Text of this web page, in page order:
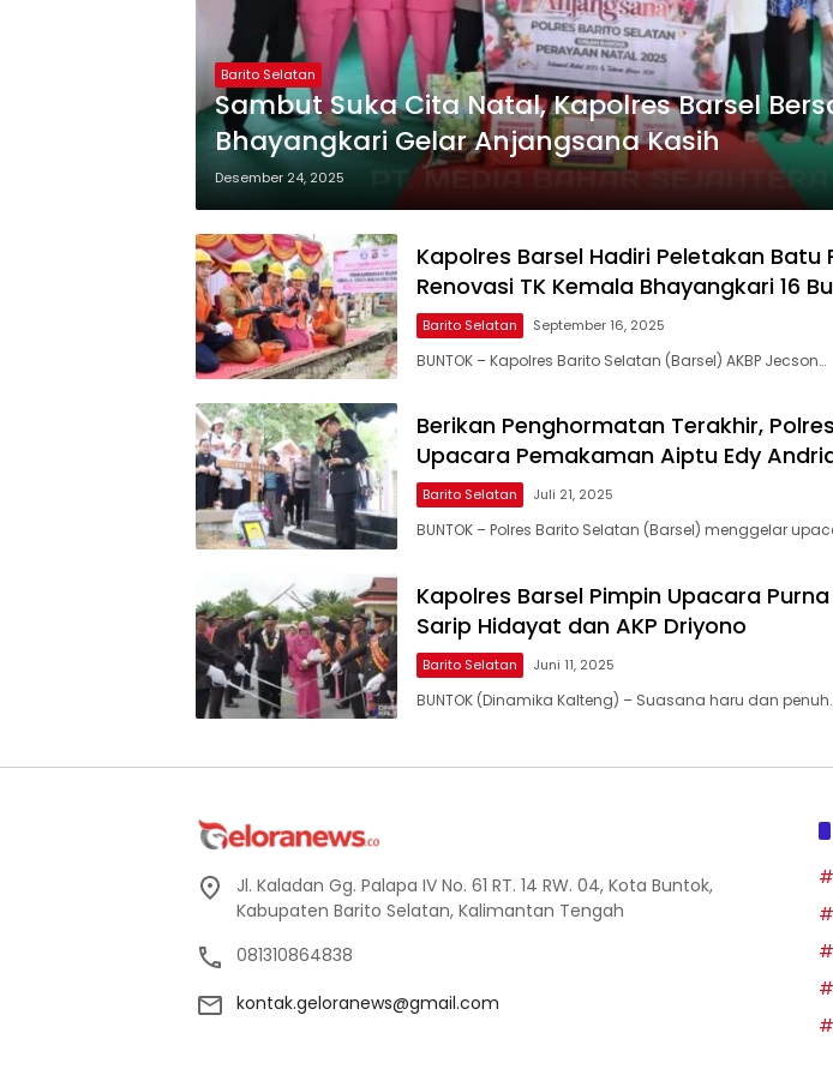
Barito Selatan
Sambut Suka Cita Natal, Kapolres Barsel
Bhayangkari Gelar Anjangsana Kasih
Desember 24, 2025
Kapolres Barsel Hadiri Peletakan Batu
Renovasi TK Kemala Bhayangkari 16
Barito Selatan September 16, 2025
BUNTOK – Kapolres Barito Selatan (Barsel) AKBP Jecson…
Berikan Penghormatan Terakhir,
Upacara Pemakaman Aiptu Edy
Barito Selatan Juli 21, 2025
BUNTOK – Polres Barito Selatan (Barsel) menggelar
Kapolres Barsel Pimpin Upacara Purna
Sarip Hidayat dan AKP Driyono
Barito Selatan Juni 11, 2025
BUNTOK (Dinamika Kalteng) – Suasana haru dan
Jl. Kaladan Gg. Palapa IV No. 61 RT. 14 RW. 04, Kota Buntok,
Kabupaten Barito Selatan, Kalimantan Tengah
081310864838
kontak.geloranews@gmail.com